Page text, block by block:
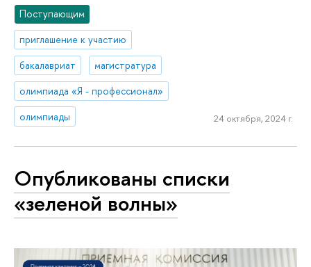
Поступающим
приглашение к участию
бакалавриат
магистратура
олимпиада «Я - профессионал»
олимпиады
24 октября, 2024 г.
Опубликованы списки
«зеленой волны»